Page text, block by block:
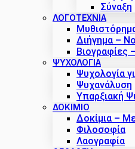
Σύναξη
ΛΟΓΟΤΕΧΝΙΑ
Διήγημα –
Βιογραφίες
ΨΥΧΟΛΟΓΙΑ
Ψυχολογία
Ψυχανάλυση
Υπαρξιακή
ΔΟΚΊΜΙΟ
Δοκίμια –
Φιλοσοφία
Λαογραφία